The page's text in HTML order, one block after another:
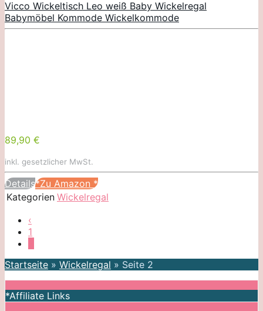
Vicco Wickeltisch Leo weiß Baby Wickelregal
Babymöbel Kommode Wickelkommode
89,90 €
inkl. gesetzlicher MwSt.
Details*Zu Amazon *
Kategorien Wickelregal
‹
1
Startseite » Wickelregal » Seite 2
*Affiliate Links